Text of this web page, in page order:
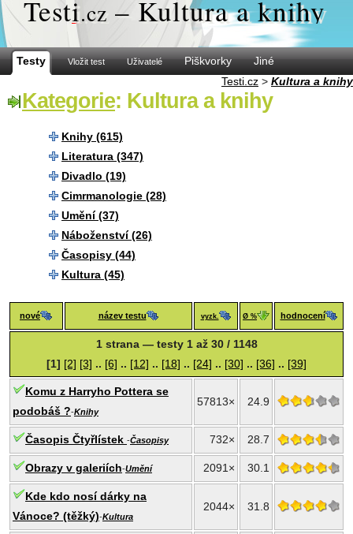
Testi.cz – Kultura a knihy
Testy Vložit test Uživatelé Piškvorky
Jiné
Testi.cz > Kultura a knihy
Kategorie: Kultura a knihy
Knihy (615)
Literatura (347)
Divadlo (19)
Cimrmanologie (28)
Umění (37)
Náboženství (26)
Časopisy (44)
Kultura (45)
nové název testu vyzk. Ø % hodnocení
1 strana — testy 1 až 30 / 1148
[1] [2] [3] .. [6] .. [12] .. [18] .. [24] .. [30] .. [36] .. [39]
Komu z Harryho Pottera se
podobáš ?-Knihy
57813× 24.9
Časopis Čtyřlístek -Časopisy 732× 28.7
Obrazy v galeriích-Umění 2091× 30.1
Kde kdo nosí dárky na
Vánoce? (těžký)-Kultura
2044× 31.8